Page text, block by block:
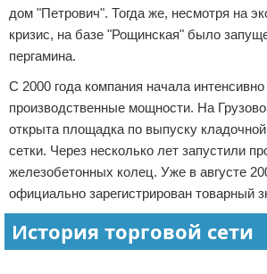
дом "Петрович". Тогда же, несмотря на
кризис, на базе "Рощинская" было
пергамина.
С 2000 года компания начала
производственные мощности. На
открыта площадка по выпуску
сетки. Через несколько лет запустили
железобетонных колец. Уже в августе
официально зарегистрирован товарный
История торговой сети